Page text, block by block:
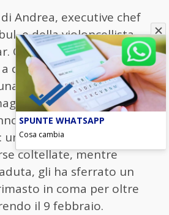
Andrea, executive chef
e della violoncellista
Quel giorno si era recato
comprare attrezzatura
delle sue più grandi
delle telecamere di
mostrato la brutalità
uno dei due giovani lo ha
coltellate, mentre
gli ha sferrato un
in coma per oltre
il 9 febbraio.
SPUNTE WHATSAPP
Cosa cambia